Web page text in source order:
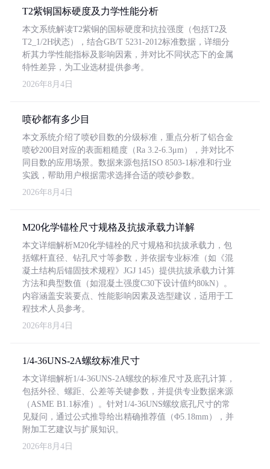
T2紫铜国标硬度及力学性能分析
本文系统解读T2紫铜的国标硬度和抗拉强度（包括T2及
T2_1/2H状态），结合GB/T 5231-2012标准数据，详细分
析其力学性能指标及影响因素，并对比不同状态下的金属
特性差异，为工业选材提供参考。
2026年8月4日
喷砂都有多少目
本文系统介绍了喷砂目数的分级标准，重点分析了铝合金
喷砂200目对应的表面粗糙度（Ra 3.2-6.3μm），并对比不
同目数的应用场景。数据来源包括ISO 8503-1标准和行业
实践，帮助用户根据需求选择合适的喷砂参数。
2026年8月4日
M20化学锚栓尺寸规格及抗拔承载力详解
本文详细解析M20化学锚栓的尺寸规格和抗拔承载力，包
括螺杆直径、钻孔尺寸等参数，并依据专业标准（如《混
凝土结构后锚固技术规程》JGJ 145）提供抗拔承载力计算
方法和典型数值（如混凝土强度C30下设计值约80kN）。
内容涵盖安装要点、性能影响因素及选型建议，适用于工
程技术人员参考。
2026年8月4日
1/4-36UNS-2A螺纹标准尺寸
本文详细解析1/4-36UNS-2A螺纹的标准尺寸及底孔计算，
包括外径、螺距、公差等关键参数，并提供专业数据来源
（ASME B1.1标准）。针对1/4-36UNS螺纹底孔尺寸的常
见疑问，通过公式推导给出精确推荐值（Φ5.18mm），并
附加工艺建议与扩展知识。
2026年8月4日